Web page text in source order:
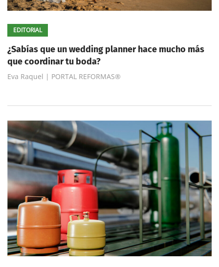
EDITORIAL
¿Sabías que un wedding planner hace mucho más
que coordinar tu boda?
Eva Raquel | PORTAL REFORMAS®